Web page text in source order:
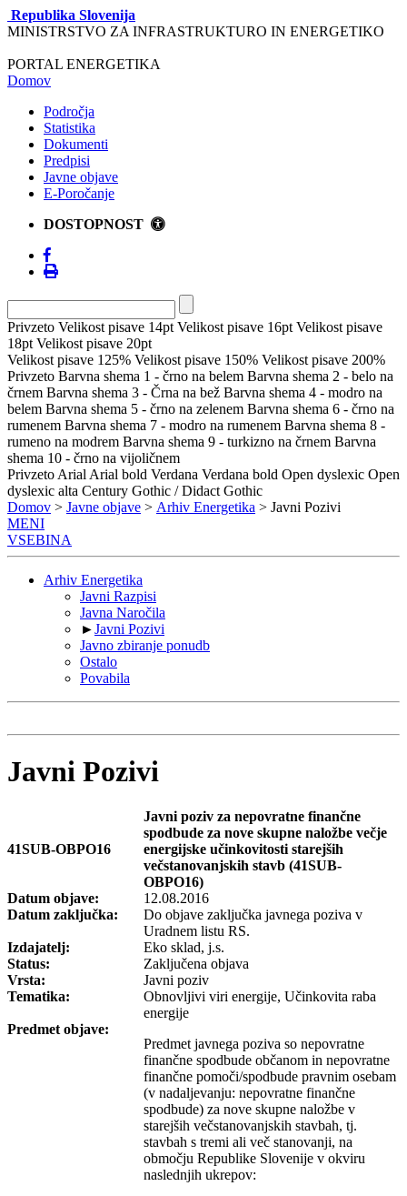
Republika Slovenija
MINISTRSTVO ZA INFRASTRUKTURO IN ENERGETIKO
PORTAL ENERGETIKA
Domov
Področja
Statistika
Dokumenti
Predpisi
Javne objave
E-Poročanje
DOSTOPNOST
Privzeto Velikost pisave 14pt Velikost pisave 16pt Velikost pisave
18pt Velikost pisave 20pt
Velikost pisave 125% Velikost pisave 150% Velikost pisave 200%
Privzeto Barvna shema 1 - črno na belem Barvna shema 2 - belo na
črnem Barvna shema 3 - Črna na bež Barvna shema 4 - modro na
belem Barvna shema 5 - črno na zelenem Barvna shema 6 - črno na
rumenem Barvna shema 7 - modro na rumenem Barvna shema 8 -
rumeno na modrem Barvna shema 9 - turkizno na črnem Barvna
shema 10 - črno na vijoličnem
Privzeto Arial Arial bold Verdana Verdana bold Open dyslexic Open
dyslexic alta Century Gothic / Didact Gothic
Domov > Javne objave > Arhiv Energetika > Javni Pozivi
MENI
VSEBINA
Arhiv Energetika
Javni Razpisi
Javna Naročila
►Javni Pozivi
Javno zbiranje ponudb
Ostalo
Povabila
Javni Pozivi
41SUB-OBPO16
Javni poziv za nepovratne finančne
spodbude za nove skupne naložbe večje
energijske učinkovitosti starejših
večstanovanjskih stavb (41SUB-
OBPO16)
Datum objave:
12.08.2016
Datum zaključka:
Do objave zaključka javnega poziva v
Uradnem listu RS.
Izdajatelj:
Eko sklad, j.s.
Status:
Zaključena objava
Vrsta:
Javni poziv
Tematika:
Obnovljivi viri energije, Učinkovita raba
energije
Predmet objave:
Predmet javnega poziva so nepovratne
finančne spodbude občanom in nepovratne
finančne pomoči/spodbude pravnim osebam
(v nadaljevanju: nepovratne finančne
spodbude) za nove skupne naložbe v
starejših večstanovanjskih stavbah, tj.
stavbah s tremi ali več stanovanji, na
območju Republike Slovenije v okviru
naslednjih ukrepov: